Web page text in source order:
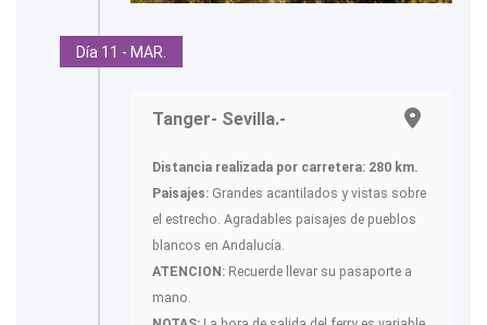
Día 11 - MAR.
Tanger- Sevilla.-
Distancia realizada por carretera: 280 km.
Paisajes: Grandes acantilados y vistas sobre
el estrecho. Agradables paisajes de pueblos
blancos en Andalucía.
ATENCION: Recuerde llevar su pasaporte a
mano.